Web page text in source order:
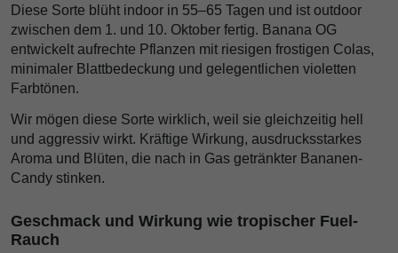
Diese Sorte blüht indoor in 55–65 Tagen und ist outdoor
zwischen dem 1. und 10. Oktober fertig. Banana OG
entwickelt aufrechte Pflanzen mit riesigen frostigen Colas,
minimaler Blattbedeckung und gelegentlichen violetten
Farbtönen.
Wir mögen diese Sorte wirklich, weil sie gleichzeitig hell
und aggressiv wirkt. Kräftige Wirkung, ausdrucksstarkes
Aroma und Blüten, die nach in Gas getränkter Bananen-
Candy stinken.
Geschmack und Wirkung wie tropischer Fuel-
Rauch